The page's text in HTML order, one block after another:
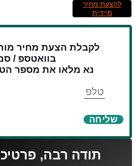
להצעת מחיר
מיידית
לקבלת הצעת מחיר
בוואטספ /
נא מלאו את מספר
שליחה
תודה רבה,